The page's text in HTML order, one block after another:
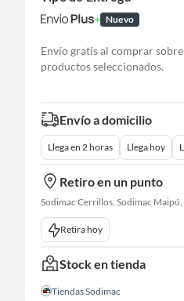
Nuevo
Envío gratis al comprar
productos seleccionados.
Envío a domicilio
Llega en 2 horas Llega hoy
Retiro en un punto
Retira hoy
Stock en tienda
Tiendas Sodimac